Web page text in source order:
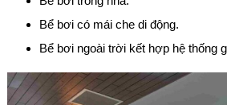
Bể bơi có mái che di động.
Bể bơi ngoài trời kết hợp hệ thống